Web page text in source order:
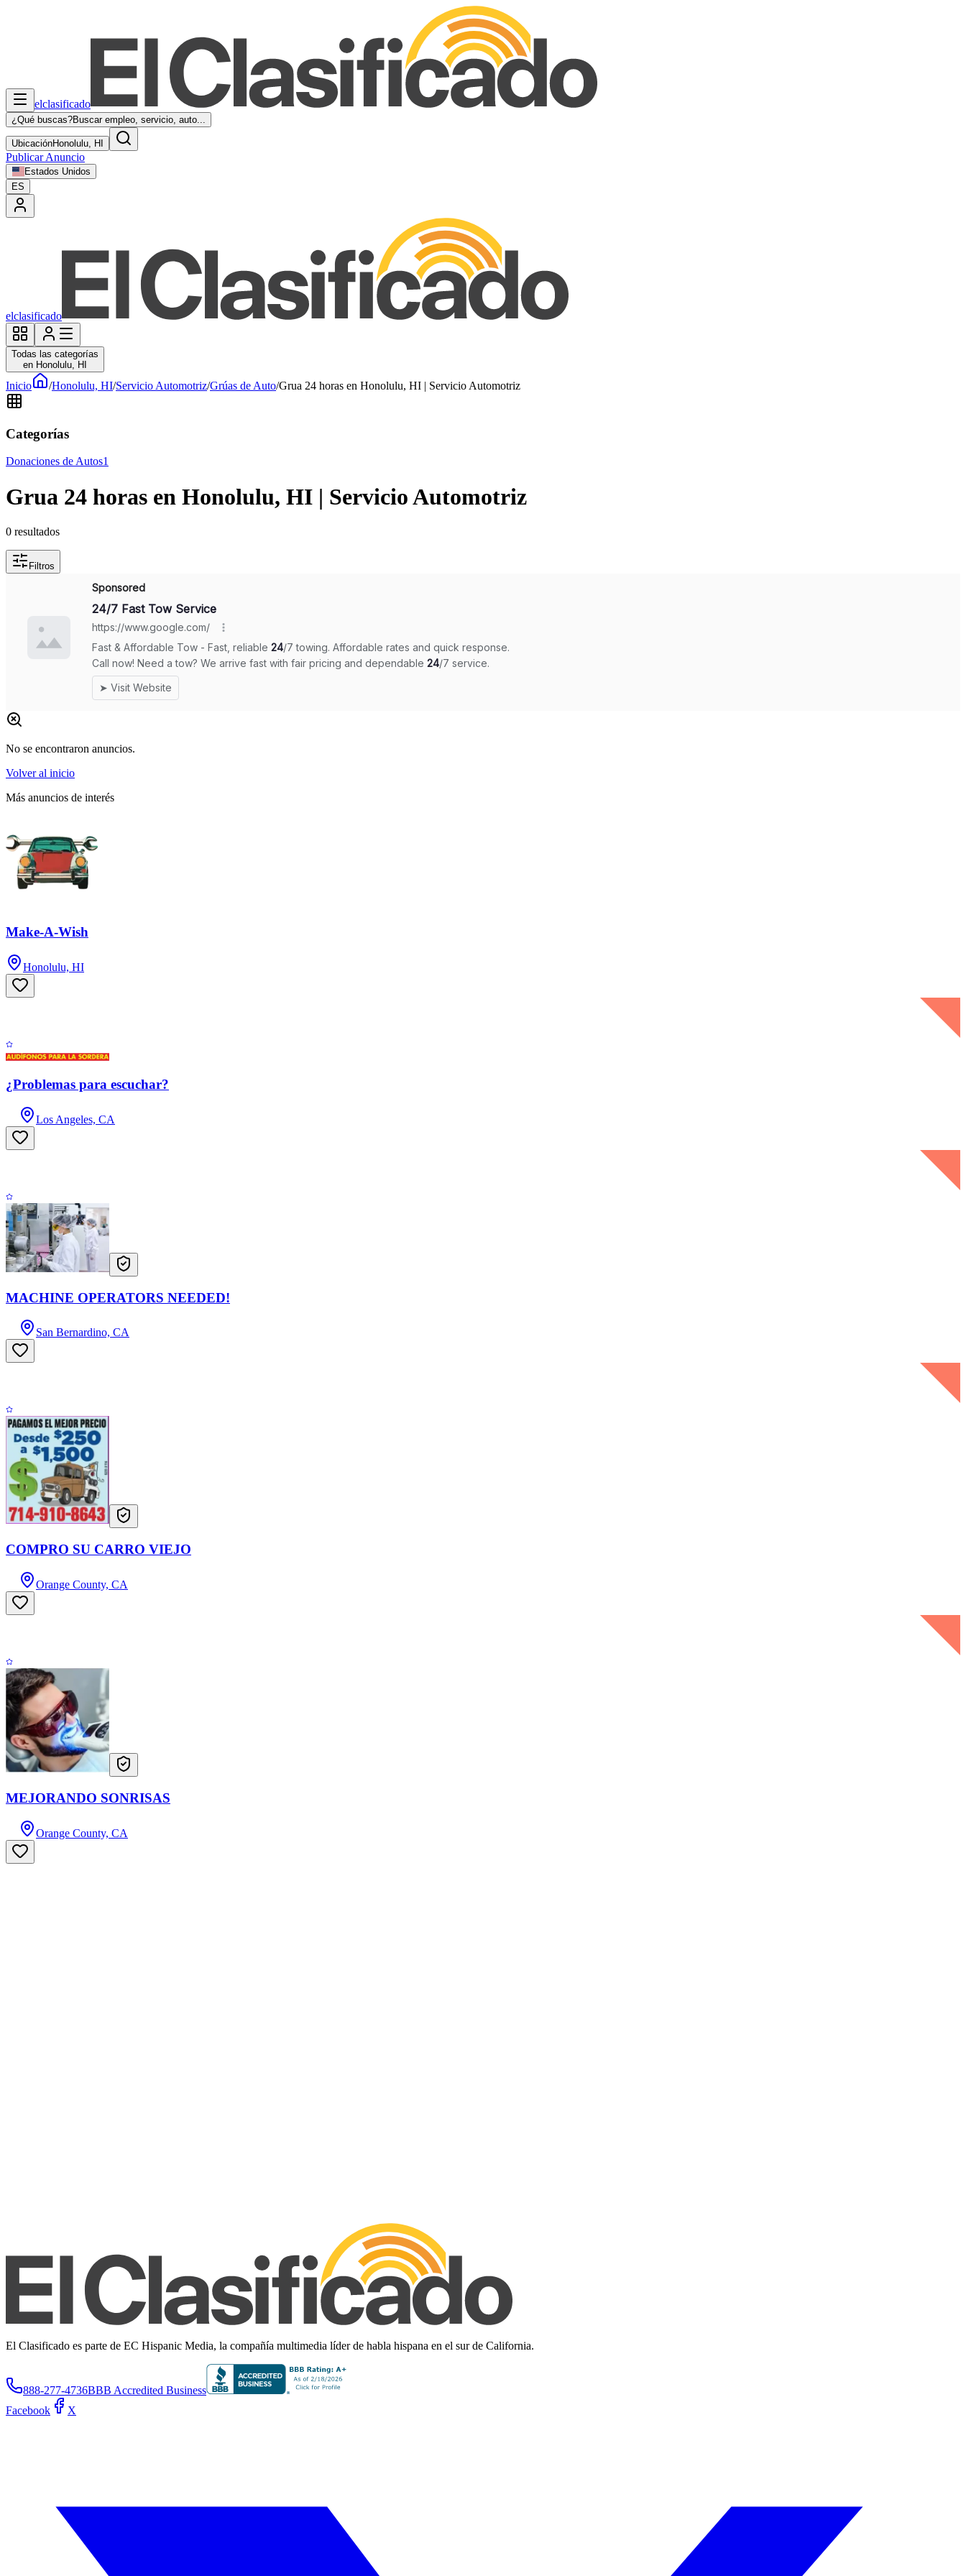
elclasificado
¿Qué buscas?Buscar empleo, servicio, auto...
UbicaciónHonolulu, HI
Publicar Anuncio
Estados Unidos
ES
elclasificado
Todas las categorías
en Honolulu, HI
Inicio /Honolulu, HI/Servicio Automotriz/Grúas de Auto/Grua 24 horas en Honolulu, HI | Servicio Automotriz
Categorías
Donaciones de Autos1
Grua 24 horas en Honolulu, HI | Servicio Automotriz
0 resultados
Filtros
No se encontraron anuncios.
Volver al inicio
Más anuncios de interés
Make-A-Wish
Honolulu, HI
¿Problemas para escuchar?
Los Angeles, CA
MACHINE OPERATORS NEEDED!
San Bernardino, CA
COMPRO SU CARRO VIEJO
Orange County, CA
MEJORANDO SONRISAS
Orange County, CA
El Clasificado es parte de EC Hispanic Media, la compañía multimedia líder de habla hispana en el sur de California.
888-277-4736BBB Accredited Business
Facebook
X